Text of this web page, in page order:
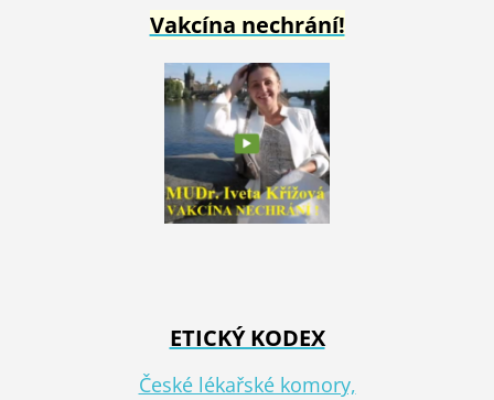
Vakcína nechrání!
ETICKÝ KODEX
České lékařské komory,